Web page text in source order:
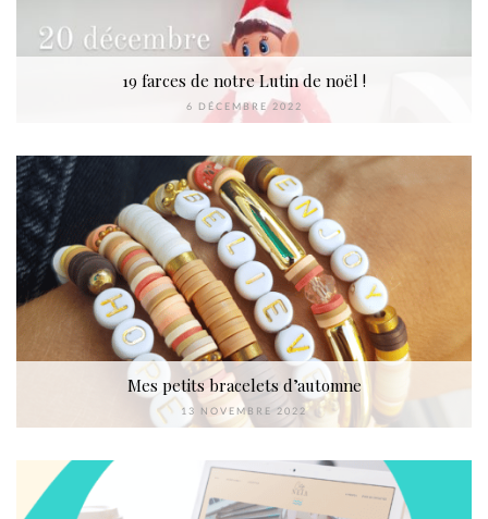
19 farces de notre Lutin de noël !
6 DÉCEMBRE 2022
Mes petits bracelets d’automne
13 NOVEMBRE 2022